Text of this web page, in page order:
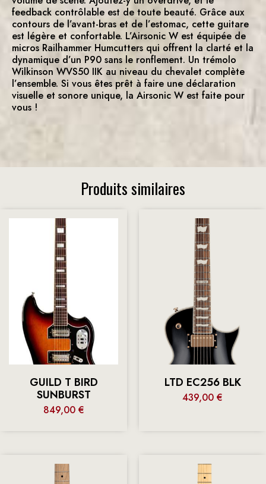
feedback contrôlable est de toute beauté. Grâce aux
contours de l’avant-bras et de l’estomac, cette guitare
est légère et confortable. L’Airsonic W est équipée de
micros Railhammer Humcutters qui offrent la clarté et la
dynamique d’un P90 sans le ronflement. Un trémolo
Wilkinson WVS50 IIK au niveau du chevalet complète
l’ensemble. Si vous êtes prêt à faire une déclaration
visuelle et sonore unique, la Airsonic W est faite pour
vous !
Produits similaires
GUILD T BIRD
SUNBURST
849,00 €
LTD EC256 BLK
439,00 €